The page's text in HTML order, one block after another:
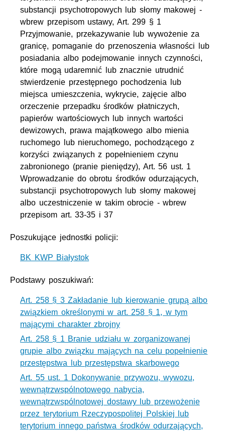
substancji psychotropowych lub słomy makowej -
wbrew przepisom ustawy, Art. 299 § 1
Przyjmowanie, przekazywanie lub wywożenie za
granicę, pomaganie do przenoszenia własności lub
posiadania albo podejmowanie innych czynności,
które mogą udaremnić lub znacznie utrudnić
stwierdzenie przestępnego pochodzenia lub
miejsca umieszczenia, wykrycie, zajęcie albo
orzeczenie przepadku środków płatniczych,
papierów wartościowych lub innych wartości
dewizowych, prawa majątkowego albo mienia
ruchomego lub nieruchomego, pochodzącego z
korzyści związanych z popełnieniem czynu
zabronionego (pranie pieniędzy), Art. 56 ust. 1
Wprowadzanie do obrotu środków odurzających,
substancji psychotropowych lub słomy makowej
albo uczestniczenie w takim obrocie - wbrew
przepisom art. 33-35 i 37
Poszukujące jednostki policji:
BK KWP Białystok
Podstawy poszukiwań:
Art. 258 § 3 Zakładanie lub kierowanie grupą albo
związkiem określonymi w art. 258 § 1, w tym
mającymi charakter zbrojny
Art. 258 § 1 Branie udziału w zorganizowanej
grupie albo związku mających na celu popełnienie
przestępstwa lub przestępstwa skarbowego
Art. 55 ust. 1 Dokonywanie przywozu, wywozu,
wewnątrzwspólnotowego nabycia,
wewnątrzwspólnotowej dostawy lub przewożenie
przez terytorium Rzeczypospolitej Polskiej lub
terytorium innego państwa środków odurzających,